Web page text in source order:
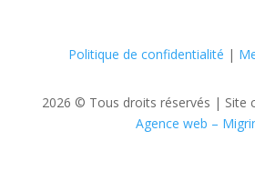
Politique de confidentialité |
2026 © Tous droits réservés | Site
Agence web –